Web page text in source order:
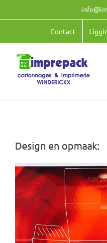
Contact
Design en opmaak: